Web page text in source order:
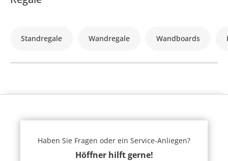
Standregale Wandregale Wandboards
Haben Sie Fragen oder ein Service-Anliegen?
Höffner hilft gerne!